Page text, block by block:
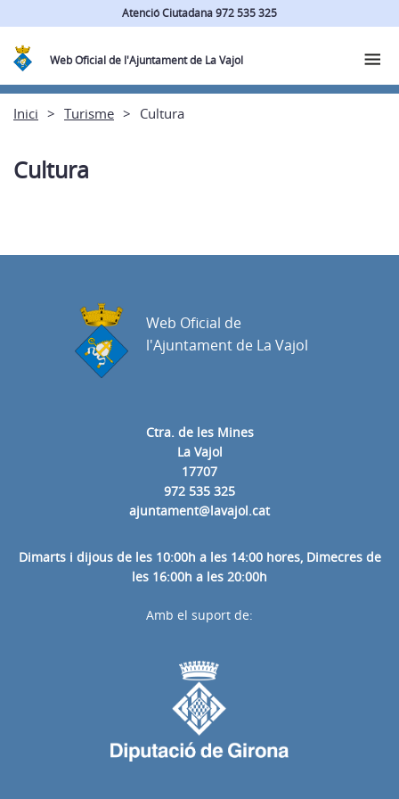
Atenció Ciutadana 972 535 325
Web Oficial de l'Ajuntament de La Vajol
Inici Turisme Cultura
Cultura
Ctra. de les Mines
La Vajol
17707
972 535 325
ajuntament@lavajol.cat
Dimarts i dijous de les 10:00h a les 14:00 hores, Dimecres de
les 16:00h a les 20:00h
Web Oficial de
l'Ajuntament de La Vajol
Amb el suport de: